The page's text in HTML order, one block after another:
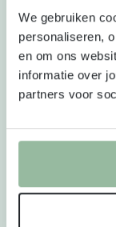
We gebruiken
personaliseren,
en om ons
informatie over
partners voor
Het pakket is
afgebakken
(+2.95 p.p.),
glutenvrije
De lunch
verpakkingen
pakketjes